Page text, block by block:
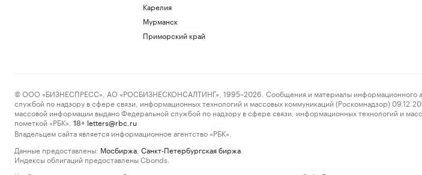
Карелия
Мурманск
Приморский край
© ООО «БИЗНЕСПРЕСС», АО «РОСБИЗНЕСКОНСАЛТИНГ», 1995–2026. Сообщения и материалы информационного
службой по надзору в сфере связи, информационных технологий и массовых коммуникаций (Роскомнадзор)
массовой информации выдано Федеральной службой по надзору в сфере связи, информационных технологий и
пометкой «РБК».
18+ letters@rbc.ru
Владельцем сайта является информационное агентство «РБК».
Данные предоставлены: Мосбиржа Санкт-Петербургская биржа
Индексы облигаций предоставлены Cbonds.